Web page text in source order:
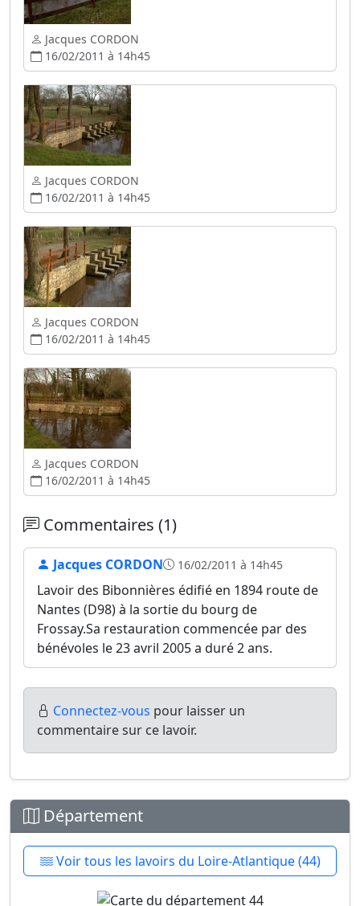
Jacques CORDON
16/02/2011 à 14h45
Jacques CORDON
16/02/2011 à 14h45
Jacques CORDON
16/02/2011 à 14h45
Jacques CORDON
16/02/2011 à 14h45
Commentaires (1)
Jacques CORDON 16/02/2011 à 14h45
Lavoir des Bibonnières édifié en 1894 route de
Nantes (D98) à la sortie du bourg de
Frossay.Sa restauration commencée par des
bénévoles le 23 avril 2005 a duré 2 ans.
Connectez-vous pour laisser un
commentaire sur ce lavoir.
Département
Voir tous les lavoirs du Loire-Atlantique (44)